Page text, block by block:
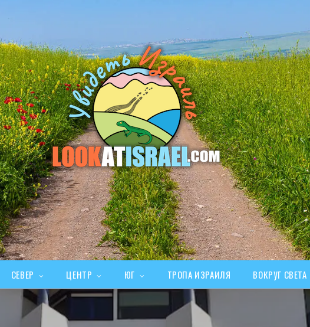
СЕВЕР ЦЕНТР ЮГ ТРОПА ИЗРАИЛЯ ВОКРУГ СВЕТА